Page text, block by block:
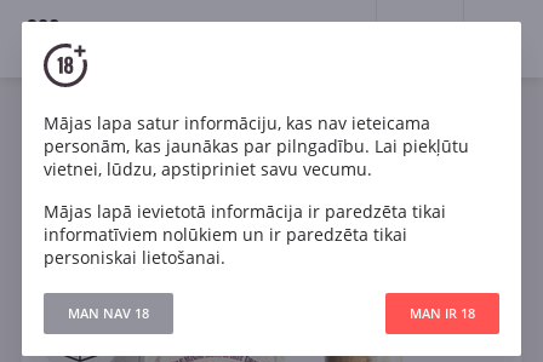
18+
Filtri ATJAUNOT
Meklēt
Visi IELIKT GROZĀ
Mājas lapa satur informāciju, kas nav ieteicama
personām, kas jaunākas par pilngadību. Lai piekļūtu
vietnei, lūdzu, apstipriniet savu vecumu.
Mājas lapā ievietotā informācija ir paredzēta tikai
informatīviem nolūkiem un ir paredzēta tikai
personiskai lietošanai.
MAN NAV 18 MAN IR 18